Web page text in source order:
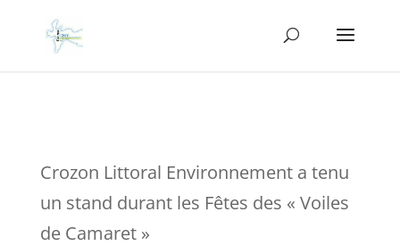
Crozon Littoral Environnement a tenu
un stand durant les Fêtes des « Voiles
de Camaret »